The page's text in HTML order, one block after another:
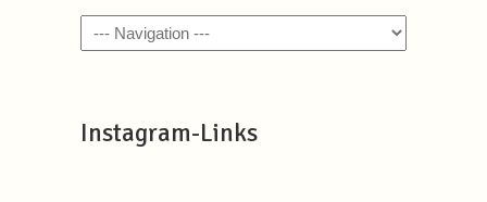
Navigation
Instagram-Links